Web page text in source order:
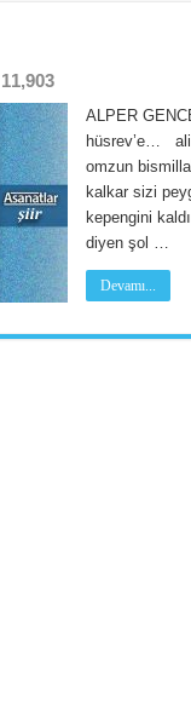
11,903
ALPER
hüsrev’e… ali
omzun
kalkar sizi
kepengini
diyen şol …
Devamı...